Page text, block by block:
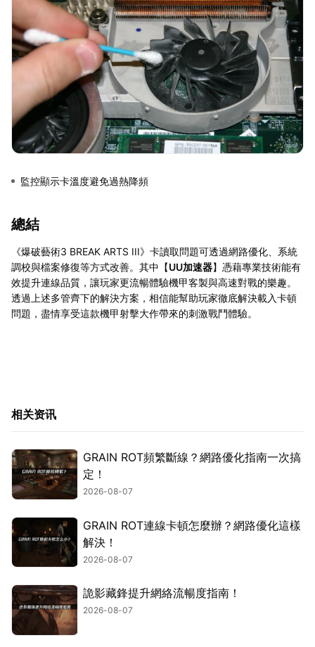
監控顯示卡溫度避免過熱降頻
總結
《爆破藝術3 BREAK ARTS III》卡讀取問題可透過網路優化、系統
調校與檔案修復等方式改善。其中【UU加速器】憑藉專業技術能有
效提升連線品質，讓玩家更流暢體驗機甲客製與高速對戰的樂趣。
透過上述多管齊下的解決方案，相信能幫助玩家徹底解決載入卡頓
問題，盡情享受這款機甲射擊大作帶來的刺激戰鬥體驗。
相关资讯
GRAIN ROT頻繁斷線？網路優化指南一次搞
定！
2026-08-07
GRAIN ROT連線卡頓怎麼辦？網路優化這樣
解決！
2026-08-07
詭影藏鋒提升網絡流暢度指南！
2026-08-07